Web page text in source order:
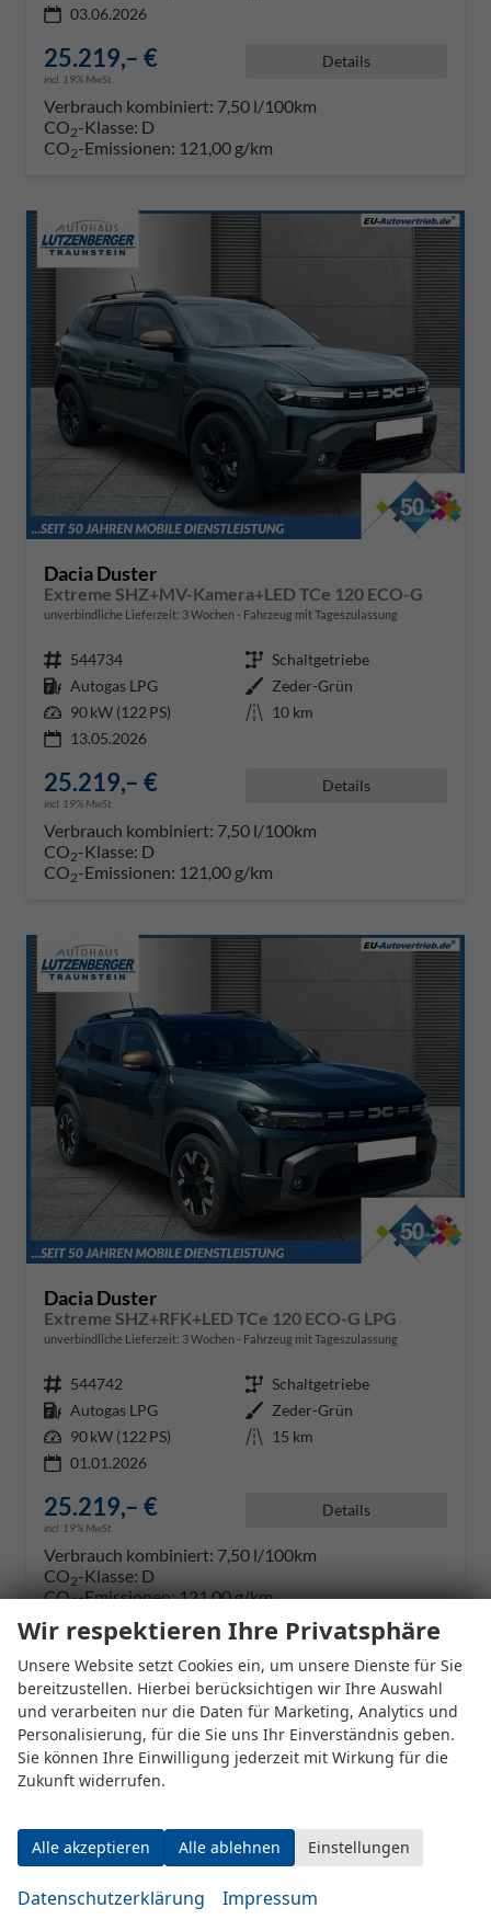
03.06.2026
25.219,– €
incl. 19% MwSt.
Details
Verbrauch kombiniert: 7,50 l/100km
CO2-Klasse: D
CO2-Emissionen: 121,00 g/km
Dacia Duster
Extreme SHZ+MV-Kamera+LED TCe 120 ECO-G
unverbindliche Lieferzeit: 3 Wochen Fahrzeug mit Tageszulassung
Fahrzeugnr. 544734 Getriebe Schaltgetriebe
Kraftstoff Autogas LPG Außenfarbe Zeder-Grün
Leistung 90 kW (122 PS) Kilometerstand 10 km
13.05.2026
25.219,– €
incl. 19% MwSt.
Details
Verbrauch kombiniert: 7,50 l/100km
CO2-Klasse: D
CO2-Emissionen: 121,00 g/km
Dacia Duster
Extreme SHZ+RFK+LED TCe 120 ECO-G LPG
unverbindliche Lieferzeit: 3 Wochen Fahrzeug mit Tageszulassung
Fahrzeugnr. 544742 Getriebe Schaltgetriebe
Kraftstoff Autogas LPG Außenfarbe Zeder-Grün
Leistung 90 kW (122 PS) Kilometerstand 15 km
01.01.2026
25.219,– €
incl. 19% MwSt.
Details
Verbrauch kombiniert: 7,50 l/100km
CO2-Klasse: D
CO2-Emissionen:121,00 g/km
Datensätze pro Seite:
10 20 50 100 250
Seite:
Seiten:
1 2 3 4 ...
Wir respektieren Ihre Privatsphäre
Unsere Website setzt Cookies ein, um unsere Dienste für Sie
bereitzustellen. Hierbei berücksichtigen wir Ihre Auswahl
und verarbeiten nur die Daten für Marketing, Analytics und
Personalisierung, für die Sie uns Ihr Einverständnis geben.
Sie können Ihre Einwilligung jederzeit mit Wirkung für die
Zukunft widerrufen.
Alle akzeptieren Alle ablehnen Einstellungen
Datenschutzerklärung Impressum